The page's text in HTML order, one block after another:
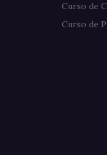
Curso de
Curso de